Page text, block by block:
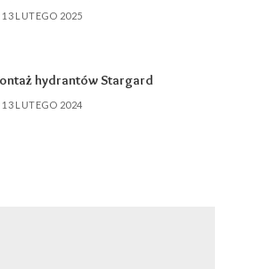
13 LUTEGO 2025
hydrantów Stargard
13 LUTEGO 2024